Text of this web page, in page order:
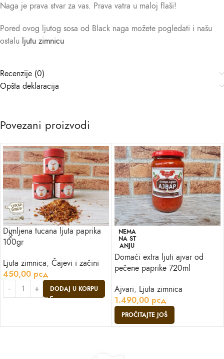
Naga je prava stvar za vas. Prava vatra u maloj flaši!
Pored ovog ljutog sosa od Black naga možete pogledati i našu
ostalu ljutu zimnicu
Recenzije (0)
Opšta deklaracija
Povezani proizvodi
Dimljena tucana ljuta paprika
100gr
Ljuta zimnica, Čajevi i začini
450,00 рсд
DODAJ U KORPU
NEMA
NA ST
ANJU
Domaći extra ljuti ajvar od
pečene paprike 720ml
Ajvari, Ljuta zimnica
1.490,00 рсд
PROČITAJTE JOŠ